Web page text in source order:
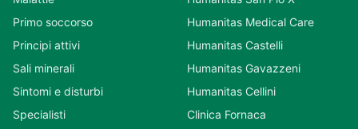
Primo soccorso
Principi attivi
Sali minerali
Sintomi e disturbi
Specialisti
Humanitas Medical Care
Humanitas Castelli
Humanitas Gavazzeni
Humanitas Cellini
Clinica Fornaca